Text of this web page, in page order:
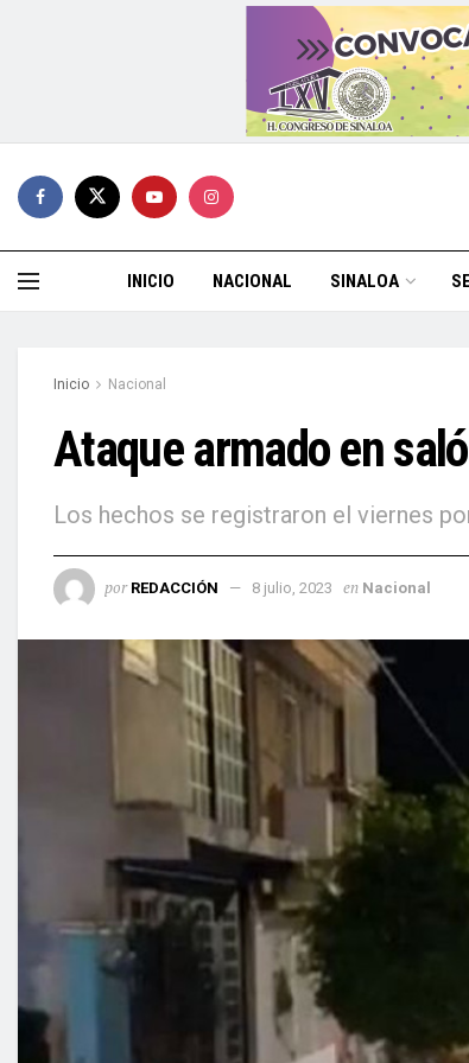
INICIO NACIONAL SINALOA
Inicio Nacional
Ataque armado en
Los hechos se registraron el viernes
por REDACCIÓN 8 julio, 2023 en Nacional